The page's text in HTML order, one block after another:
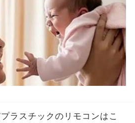
ラスチックのリモコンはこ